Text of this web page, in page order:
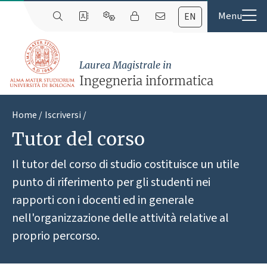
EN
Laurea Magistrale in
Ingegneria informatica
Home Iscriversi
Tutor del corso
Il tutor del corso di studio costituisce un utile
punto di riferimento per gli studenti nei
rapporti con i docenti ed in generale
nell'organizzazione delle attività relative al
proprio percorso.